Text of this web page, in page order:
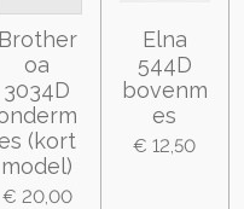
Brother
oa
3034D
es (kort
model)
€ 20,00
Elna
544D
bovenm
es
€ 12,50